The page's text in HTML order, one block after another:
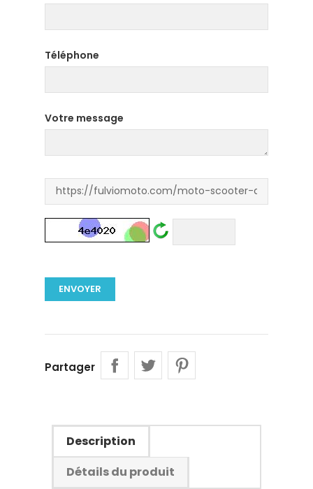
Téléphone
Votre message
Partager
Description
Détails du produit